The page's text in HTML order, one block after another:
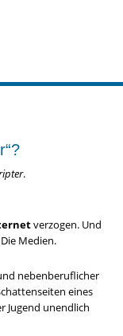
.
verzogen. Und
Medien.
nebenberuflicher
eines
Jugend unendlich